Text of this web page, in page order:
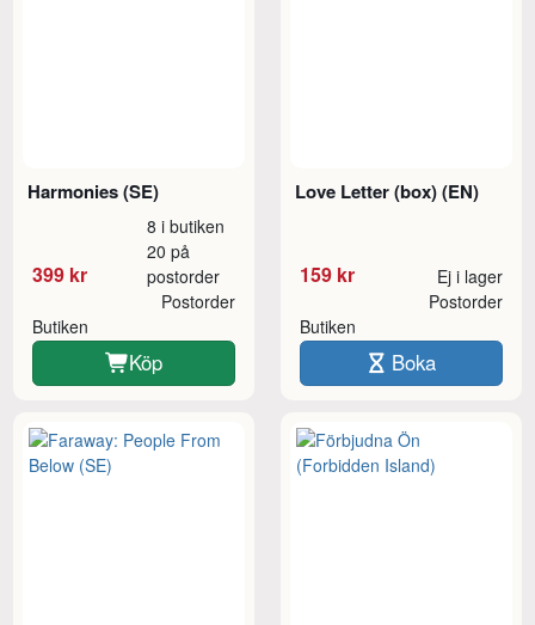
Harmonies (SE)
399 kr
8 i butiken
20 på
postorder
Butiken
Postorder
Köp
Love Letter (box) (EN)
159 kr Ej i lager
Butiken
Postorder
Boka